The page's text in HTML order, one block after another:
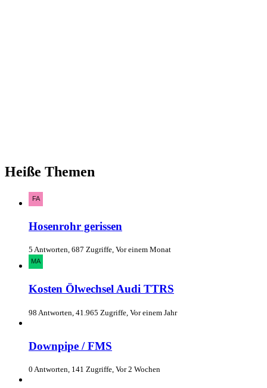
Heiße Themen
Hosenrohr gerissen
5 Antworten, 687 Zugriffe, Vor einem Monat
Kosten Ölwechsel Audi TTRS
98 Antworten, 41.965 Zugriffe, Vor einem Jahr
Downpipe / FMS
0 Antworten, 141 Zugriffe, Vor 2 Wochen